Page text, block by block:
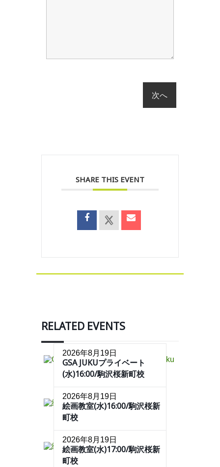
SHARE THIS EVENT
RELATED EVENTS
2026年8月19日
GSA JUKUプライベート
(水)16:00/駒沢桜新町校
2026年8月19日
絵画教室(水)16:00/駒沢桜新
町校
2026年8月19日
絵画教室(水)17:00/駒沢桜新
町校